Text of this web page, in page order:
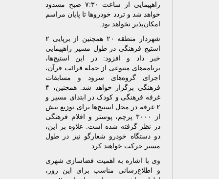
راهپیمایی از ساعت ۷:۳۰ صبح مسدود
خواهد شد و تردد خودروها تا پایان مراسم
امکان‌پذیر نخواهد بود.
شهردار منطقه ۲۰ همچنین از برپایی ۲
استیج فرهنگی در طول مسیر راهپیمایی
خبر داد و افزود: در این استیج‌ها،
برنامه‌های متنوعی از جمله قرائت قرآن،
اجرای گروه‌های سرود و مسابقات
فرهنگی برگزار خواهد شد. همچنین، ۴
غرفه فرهنگی و کودک در ابتدای مسیر و
۲ غرفه در محل استیج‌ها برای توزیع بیش
از ۳۰۰۰ پرچم، پوستر و اقلام فرهنگی
در نظر گرفته شده است. علاوه بر این،
دو دستگاه خودرو شعارگو نیز در طول
مسیر حرکت خواهند کرد.
وی با اشاره به اهمیت فضاسازی شهری
و اطلاع‌رسانی مناسب برای این روز،